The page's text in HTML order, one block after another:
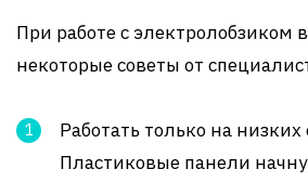
При работе с электролобзиком
некоторые советы от
Работать только на низких
Пластиковые панели